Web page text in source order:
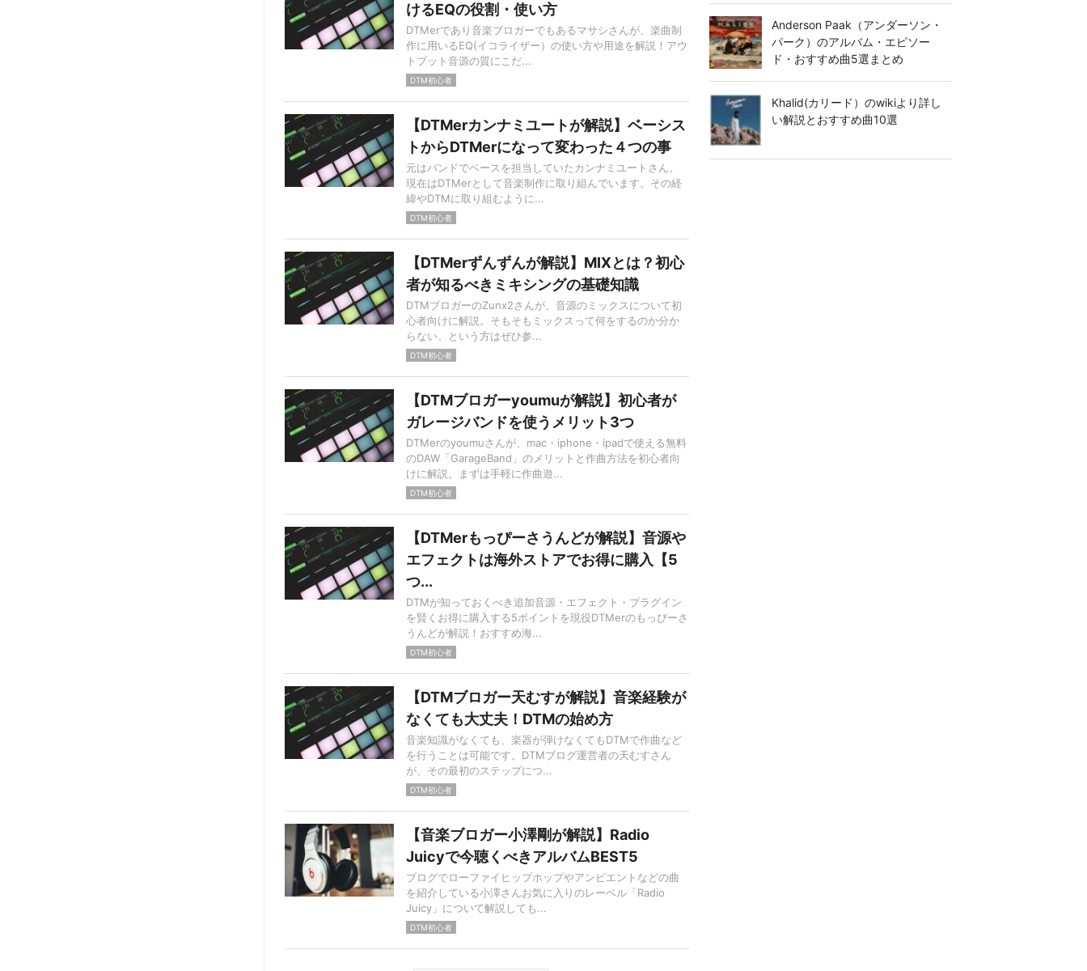
けるEQの役割・使い方
DTMerであり音楽ブロガーでもあるマサシさんが、楽曲制
作に用いるEQ(イコライザー）の使い方や用途を解説！アウ
トプット音源の質にこだ...
DTM初心者
【DTMerカンナミユートが解説】ベーシス
トからDTMerになって変わった４つの事
元はバンドでベースを担当していたカンナミユートさん。
現在はDTMerとして音楽制作に取り組んでいます。その経
緯やDTMに取り組むように...
DTM初心者
【DTMerずんずんが解説】MIXとは？初心
者が知るべきミキシングの基礎知識
DTMブロガーのZunx2さんが、音源のミックスについて初
心者向けに解説。そもそもミックスって何をするのか分か
らない、という方はぜひ参...
DTM初心者
【DTMブロガーyoumuが解説】初心者が
ガレージバンドを使うメリット3つ
DTMerのyoumuさんが、mac・iphone・ipadで使える無料
のDAW「GarageBand」のメリットと作曲方法を初心者向
けに解説。まずは手軽に作曲遊...
DTM初心者
【DTMerもっぴーさうんどが解説】音源や
エフェクトは海外ストアでお得に購入【5
つ...
DTMが知っておくべき追加音源・エフェクト・プラグイン
を賢くお得に購入する5ポイントを現役DTMerのもっぴーさ
うんどが解説！おすすめ海...
DTM初心者
【DTMブロガー天むすが解説】音楽経験が
なくても大丈夫！DTMの始め方
音楽知識がなくても、楽器が弾けなくてもDTMで作曲など
を行うことは可能です。DTMブログ運営者の天むすさん
が、その最初のステップにつ...
DTM初心者
【音楽ブロガー小澤剛が解説】Radio
Juicyで今聴くべきアルバムBEST5
ブログでローファイヒップホップやアンビエントなどの曲
を紹介している小澤さんお気に入りのレーベル「Radio
Juicy」について解説しても...
DTM初心者
Anderson Paak（アンダーソン・
パーク）のアルバム・エピソー
ド・おすすめ曲5選まとめ
Khalid(カリード）のwikiより詳し
い解説とおすすめ曲10選